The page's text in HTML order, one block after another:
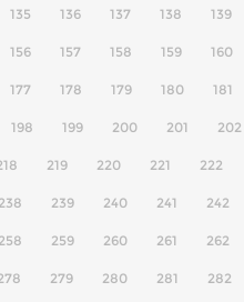
135 136 137 138 139
156 157 158 159 160
177 178 179 180 181
198 199 200 201 202
219 220 221 222
238 239 240 241 242
258 259 260 261 262
279 280 281 282